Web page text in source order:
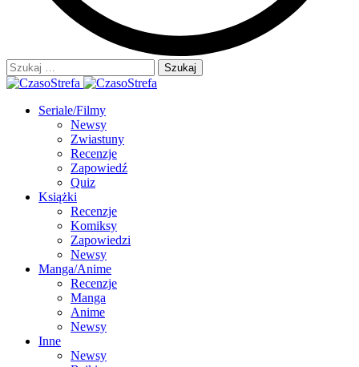
Szukaj:
Seriale/Filmy
Newsy
Zwiastuny
Recenzje
Zapowiedź
Quiz
Książki
Recenzje
Komiksy
Zapowiedzi
Newsy
Manga/Anime
Recenzje
Manga
Anime
Newsy
Inne
Newsy